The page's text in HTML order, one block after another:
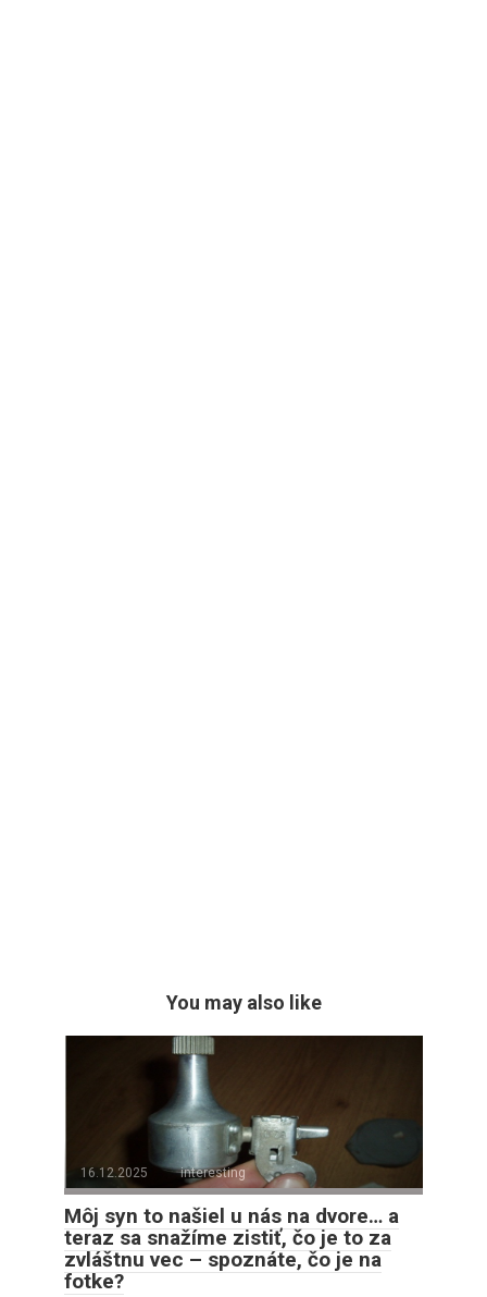
You may also like
16.12.2025 interesting
Môj syn to našiel u nás na dvore… a
teraz sa snažíme zistiť, čo je to za
zvláštnu vec – spoznáte, čo je na
fotke?